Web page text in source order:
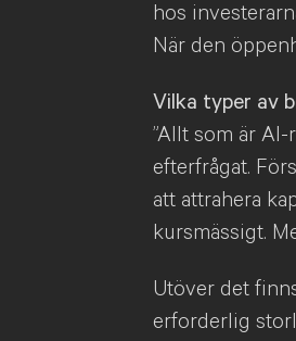
hos
När den
Vilka typer av
”Allt som är
efterfrågat.
att attrahera
kursmässigt.
Utöver det
erforderlig